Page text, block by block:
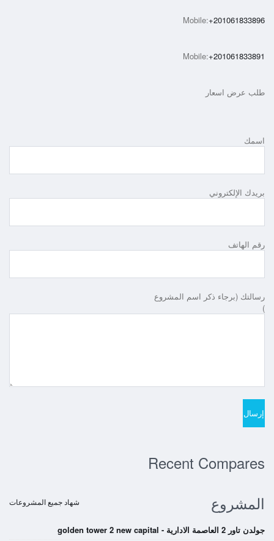
Mobile:+201061833896
Mobile:+201061833891
طلب عرض اسعار
اسمك
بريدك الإلكتروني
رقم الهاتف
رسالتك (برجاء ذكر اسم المشروع
)
Recent Compares
المشروع
شهاد جميع المشروعات
جولدن تاور 2 العاصمة الادارية - golden tower 2 new capital